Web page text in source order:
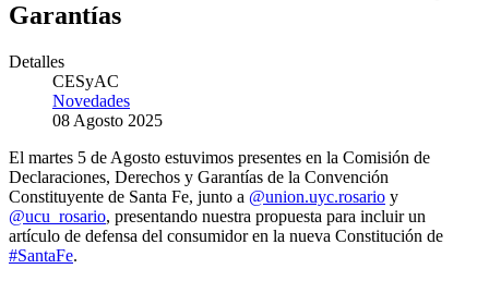
Garantías
Detalles
CESyAC
Novedades
08 Agosto 2025
El martes 5 de Agosto estuvimos presentes en la Comisión de
Declaraciones, Derechos y Garantías de la Convención
Constituyente de Santa Fe, junto a @union.uyc.rosario y
@ucu_rosario, presentando nuestra propuesta para incluir un
artículo de defensa del consumidor en la nueva Constitución de
#SantaFe.